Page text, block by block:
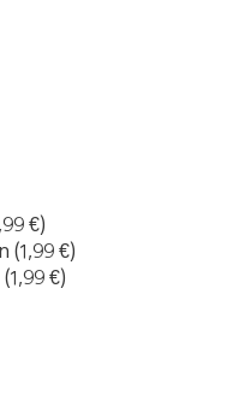
€)
(1,99 €)
€)